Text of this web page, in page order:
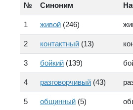
№ Синоним
1 живой (246)
2 контактный (13)
3 бойкий (139)
4 разговорчивый (43)
5 общинный (5)